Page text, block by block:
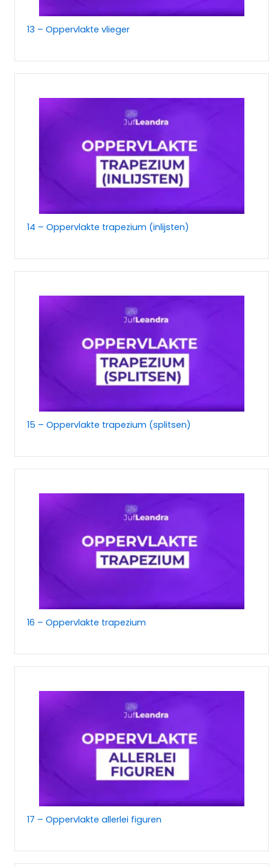
13 – Oppervlakte vlieger
14 – Oppervlakte trapezium (inlijsten)
15 – Oppervlakte trapezium (splitsen)
16 – Oppervlakte trapezium
17 – Oppervlakte allerlei figuren